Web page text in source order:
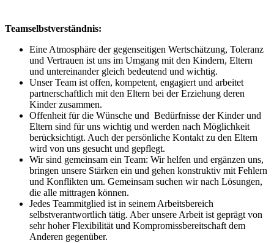
Teamselbstverständnis:
Eine Atmosphäre der gegenseitigen Wertschätzung, Toleranz
und Vertrauen ist uns im Umgang mit den Kindern, Eltern
und untereinander gleich bedeutend und wichtig.
Unser Team ist offen, kompetent, engagiert und arbeitet
partnerschaftlich mit den Eltern bei der Erziehung deren
Kinder zusammen.
Offenheit für die Wünsche und Bedürfnisse der Kinder und
Eltern sind für uns wichtig und werden nach Möglichkeit
berücksichtigt. Auch der persönliche Kontakt zu den Eltern
wird von uns gesucht und gepflegt.
Wir sind gemeinsam ein Team: Wir helfen und ergänzen uns,
bringen unsere Stärken ein und gehen konstruktiv mit Fehlern
und Konflikten um. Gemeinsam suchen wir nach Lösungen,
die alle mittragen können.
Jedes Teammitglied ist in seinem Arbeitsbereich
selbstverantwortlich tätig. Aber unsere Arbeit ist geprägt von
sehr hoher Flexibilität und Kompromissbereitschaft dem
Anderen gegenüber.